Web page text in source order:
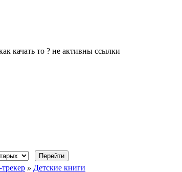
качать то ? не активны ссылки
» Детские книги